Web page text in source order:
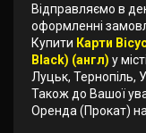
Відправляємо в
оформленні
Купити Карти
Black) (англ) у
Луцьк, Тернопіль,
Також до Вашої
Оренда (Прокат)